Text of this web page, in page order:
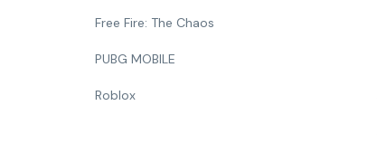
Free Fire: The Chaos
PUBG MOBILE
Roblox